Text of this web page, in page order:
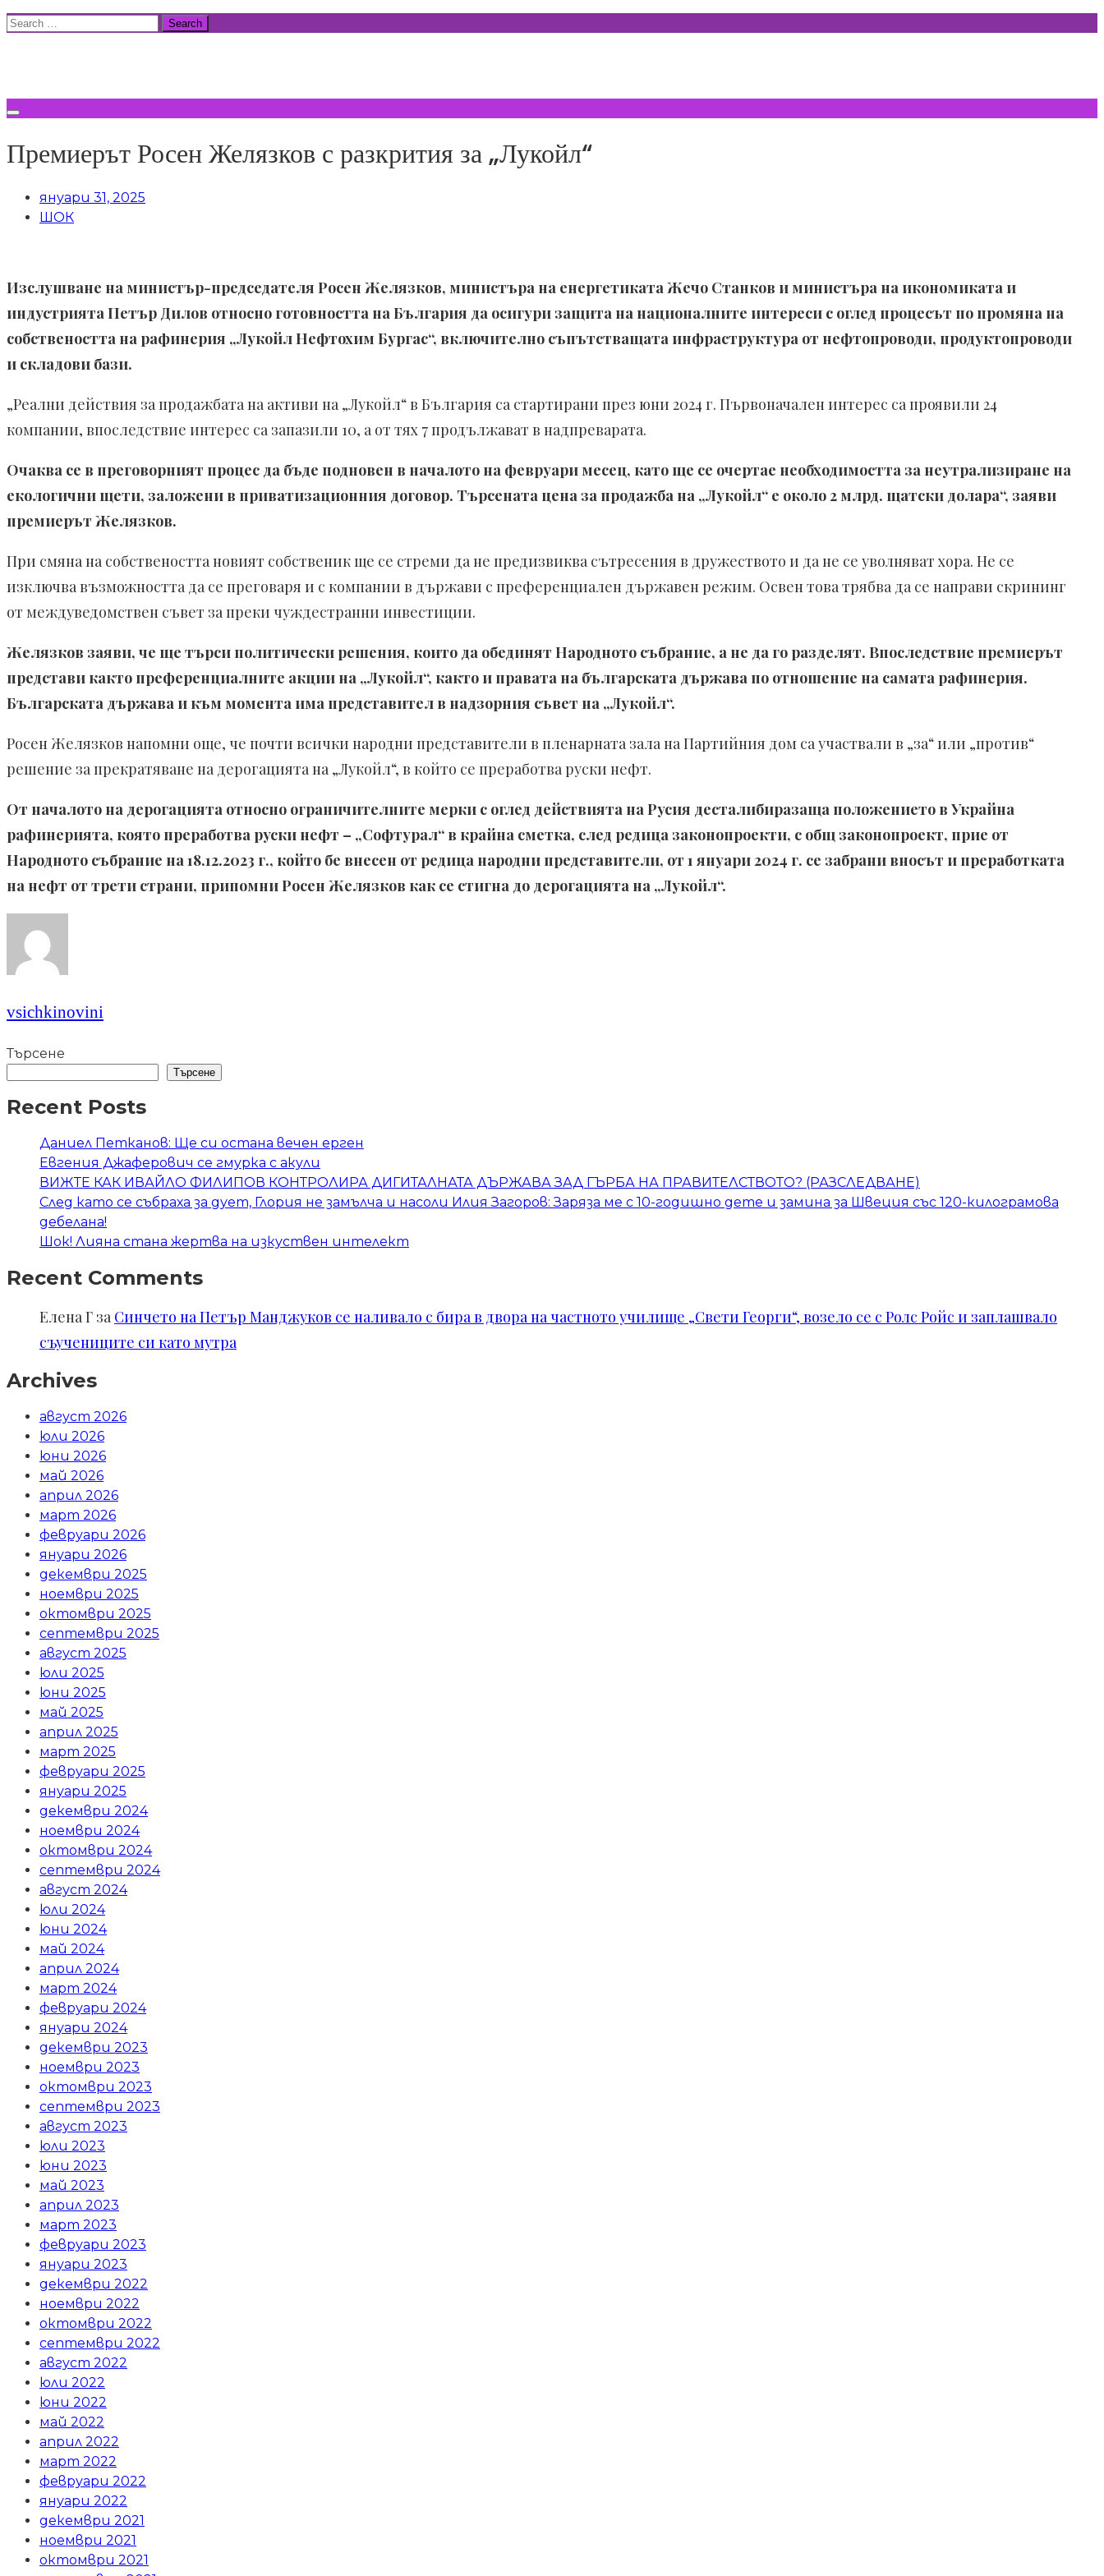
Skip
Search
Премиерът Росен Желязков с разкрития за „Лукойл“
януари 31, 2025
ШОК
Изслушване на министър-председателя Росен Желязков, министъра на енергетиката Жечо Станков и министъра на икономиката и
индустрията Петър Дилов относно готовността на България да осигури защита на националните интереси с оглед процесът по промяна на
собствеността на рафинерия „Лукойл Нефтохим Бургас“, включително съпътстващата инфраструктура от нефтопроводи, продуктопроводи
и складови бази.
„Реални действия за продажбата на активи на „Лукойл“ в България са стартирани през юни 2024 г. Първоначален интерес са проявили 24
компании, впоследствие интерес са запазили 10, а от тях 7 продължават в надпреварата.
Очаква се в преговорният процес да бъде подновен в началото на февруари месец, като ще се очертае необходимостта за неутрализиране на
екологични щети, заложени в приватизационния договор. Търсената цена за продажба на „Лукойл“ е около 2 млрд. щатски долара“, заяви
премиерът Желязков.
При смяна на собствеността новият собственик ще се стреми да не предизвиква сътресения в дружеството и да не се уволняват хора. Не се
изключва възможността да се преговаря и с компании в държави с преференциален държавен режим. Освен това трябва да се направи скрининг
от междуведомствен съвет за преки чуждестранни инвестиции.
Желязков заяви, че ще търси политически решения, които да обединят Народното събрание, а не да го разделят. Впоследствие премиерът
представи както преференциалните акции на „Лукойл“, както и правата на българската държава по отношение на самата рафинерия.
Българската държава и към момента има представител в надзорния съвет на „Лукойл“.
Росен Желязков напомни още, че почти всички народни представители в пленарната зала на Партийния дом са участвали в „за“ или „против“
решение за прекратяване на дерогацията на „Лукойл“, в който се преработва руски нефт.
От началото на дерогацията относно ограничителните мерки с оглед действията на Русия десталибиразаща положението в Украйна
рафинерията, която преработва руски нефт – „Софтурал“ в крайна сметка, след редица законопроекти, с общ законопроект, прие от
Народното събрание на 18.12.2023 г., който бе внесен от редица народни представители, от 1 януари 2024 г. се забрани вносът и преработката
на нефт от трети страни, припомни Росен Желязков как се стигна до дерогацията на „Лукойл“.
vsichkinovini
Търсене
Търсене
Recent Posts
Даниел Петканов: Ще си остана вечен ерген
Евгения Джаферович се гмурка с акули
ВИЖТЕ КАК ИВАЙЛО ФИЛИПОВ КОНТРОЛИРА ДИГИТАЛНАТА ДЪРЖАВА ЗАД ГЪРБА НА ПРАВИТЕЛСТВОТО? (РАЗСЛЕДВАНЕ)
След като се събраха за дует, Глория не замълча и насоли Илия Загоров: Заряза ме с 10-годишно дете и замина за Швеция със 120-килограмова
дебелана!
Шок! Лияна стана жертва на изкуствен интелект
Recent Comments
Елена Г за Синчето на Петър Манджуков се наливало с бира в двора на частното училище „Свети Георги“, возело се с Ролс Ройс и заплашвало
съучениците си като мутра
Archives
август 2026
юли 2026
юни 2026
май 2026
април 2026
март 2026
февруари 2026
януари 2026
декември 2025
ноември 2025
октомври 2025
септември 2025
август 2025
юли 2025
юни 2025
май 2025
април 2025
март 2025
февруари 2025
януари 2025
декември 2024
ноември 2024
октомври 2024
септември 2024
август 2024
юли 2024
юни 2024
май 2024
април 2024
март 2024
февруари 2024
януари 2024
декември 2023
ноември 2023
октомври 2023
септември 2023
август 2023
юли 2023
юни 2023
май 2023
април 2023
март 2023
февруари 2023
януари 2023
декември 2022
ноември 2022
октомври 2022
септември 2022
август 2022
юли 2022
юни 2022
май 2022
април 2022
март 2022
февруари 2022
януари 2022
декември 2021
ноември 2021
октомври 2021